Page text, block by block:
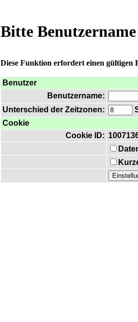
Bitte
Diese Funktion erfordert einen gültigen
Benutzer
Benutzername:
Unterschied der Zeitzonen:
Cookie
Cookie ID: